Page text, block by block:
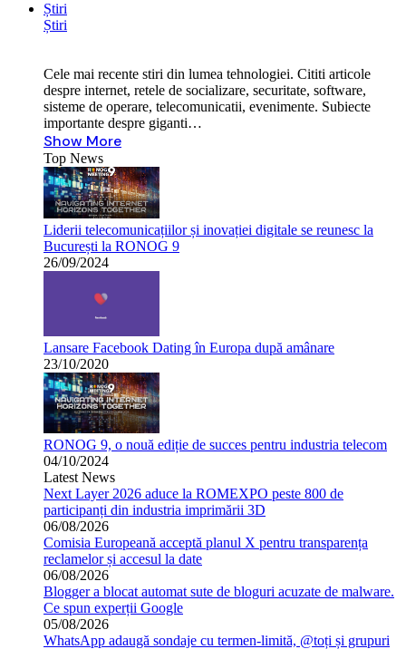
Știri
Știri
Cele mai recente stiri din lumea tehnologiei. Cititi articole
despre internet, retele de socializare, securitate, software,
sisteme de operare, telecomunicatii, evenimente. Subiecte
importante despre giganti…
Show More
Top News
Liderii telecomunicațiilor și inovației digitale se reunesc la
București la RONOG 9
26/09/2024
Lansare Facebook Dating în Europa după amânare
23/10/2020
RONOG 9, o nouă ediție de succes pentru industria telecom
04/10/2024
Latest News
Next Layer 2026 aduce la ROMEXPO peste 800 de
participanți din industria imprimării 3D
06/08/2026
Comisia Europeană acceptă planul X pentru transparența
reclamelor și accesul la date
06/08/2026
Blogger a blocat automat sute de bloguri acuzate de malware.
Ce spun experții Google
05/08/2026
WhatsApp adaugă sondaje cu termen-limită, @toți și grupuri